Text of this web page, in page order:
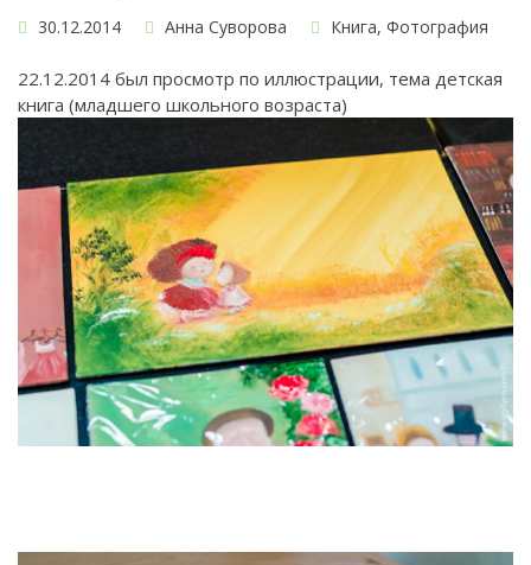
30.12.2014 Анна Суворова Книга, Фотография
22.12.2014 был просмотр по иллюстрации, тема детская
книга (младшего школьного возраста)